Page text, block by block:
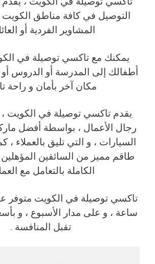
التوصيل في كافة مناطق
المشاوير الفردية أو
يمكنك مع تاكسي توصيلة في
أطفالك إلى المدرسة أو الدروس أو
مكان آخر بأمان و راحة
يقدم تاكسي توصيلة في الكويت
رجال الأعمال ، بواسطة أفضل
السيارات ، و التي تليق بالعملاء ،
طاقم مميز من السائقين المؤهلين
الكاملة بالتعامل مع
ساعة ، و على مدار الأسبوع ، و
تقبل المنافسة .